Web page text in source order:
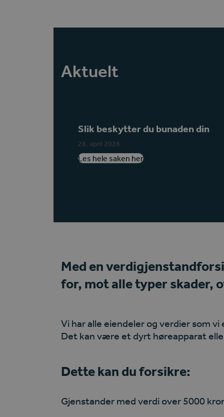
Aktuelt
Slik beskytter du bunaden din
28. april 2026
Les hele saken her
Med en
for, mot alle typer skader,
Vi har alle eiendeler og verdier som
Det kan være et dyrt høreapparat
Dette kan du forsikre:
Gjenstander med verdi over 5000